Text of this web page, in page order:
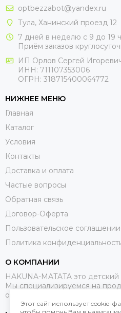
optbezzabot@yandex.ru
Тула, Ханинский проезд 12
7 дней в неделю с 9 до 19
Приём заказов
ИП Орлов Сергей
ИНН: 711107353006
ОГРН: 318715400064772
НИЖНЕЕ МЕНЮ
Главная
Каталог
Условия
Контакты
Доставка и оплата
Частые вопросы
Обратная связь
Договор-Оферта
Пользовательское
Политика
О КОМПАНИИ
HAKUNA-MATATA это детский
Мы специализируемся на
оптом.
Этот сайт использует cookie-